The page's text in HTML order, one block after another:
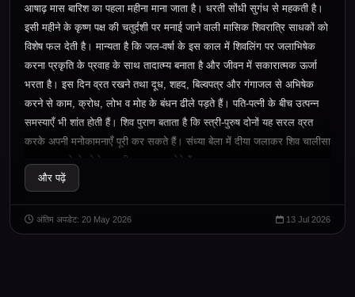
आषाढ़ मास बारिश का पहला महीना माना जाता है। धरती सोंधी सुगंध से महकती है।
इसी महीने के कृष्ण पक्ष की चतुर्दशी पर मनाई जाने वाली मासिक शिवरात्रि साधकों को
विशेष फल देती है। मान्यता है कि जल-वर्षा के इस काल में शिवलिंग पर जलाभिषेक
करना प्रकृति के प्रवाह के साथ तादात्म्य बनाता है और जीवन में सकारात्मक ऊर्जा
भरता है। इस दिन व्रत रखने तथा दूध ,शहद ,बिल्वपत्र और गंगाजल से अभिषेक
करने से काम ,क्रोध ,लोभ व मोह के बंधन ढीले पड़ते हैं। पति-पत्नी के बीच उत्पन्न
समस्याएँ भी शांत होती हैं। शिव पुराण बताता है कि स्त्री-पुरुष दोनों यह सरल व्रत
करके अपनी मनोकामनाएँ पूरी कर सकते हैं। संध्या बेला में दीया जलाकर शिव चालीसा
का पाठ करने से भोलेनाथ शीघ्र प्रसन्न होते हैं।
और पढ़ें
अंतिम अपडेट: 20 May 2026 13 Jul 2026